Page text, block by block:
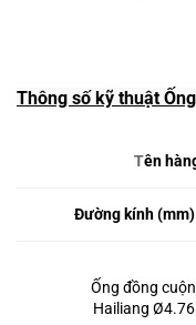
Thông số kỹ thuật
Tên
Đường kính
Ống đồng
Hailiang